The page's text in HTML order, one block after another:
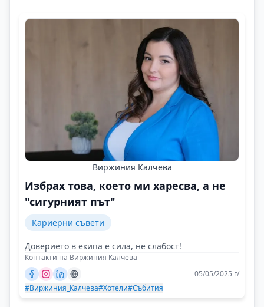
Виржиния Калчева
Избрах това, което ми харесва, а не
"сигурният път"
Кариерни съвети
Доверието в екипа е сила, не слабост!
Контакти на Виржиния Калчева
05/05/2025 г/
#Виржиния_Калчева#Хотели#Събития